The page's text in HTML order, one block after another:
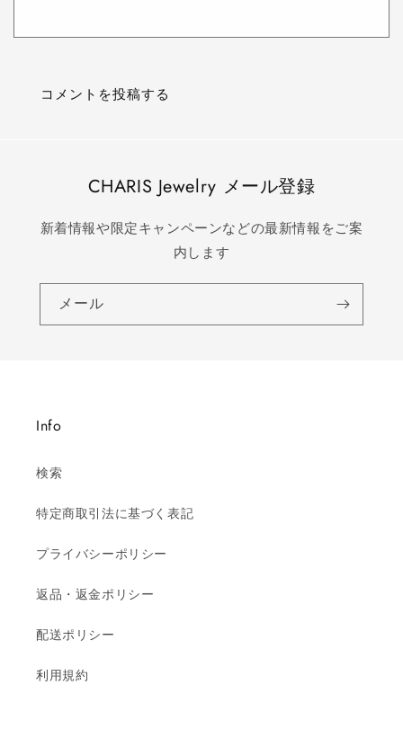
CHARIS Jewelry メール登録
新着情報や限定キャンペーンなどの最新情報をご案
内します
メール
Info
検索
特定商取引法に基づく表記
プライバシーポリシー
返品・返金ポリシー
配送ポリシー
利用規約